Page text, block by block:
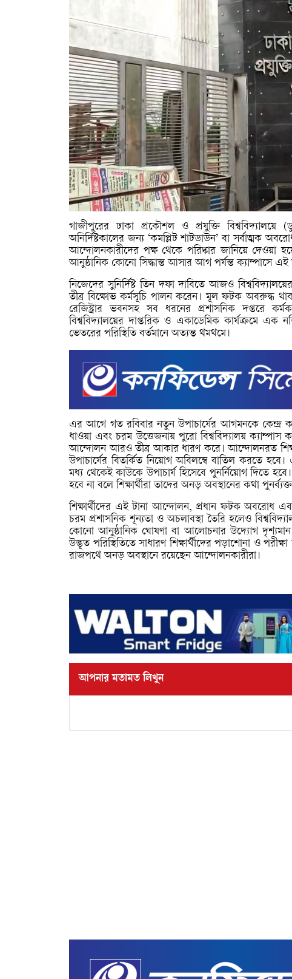
গাজীপুরের ঢাকা প্রকৌশল ও প্রযুক্তি বিশ্ববিদ্যালয়ে
অনির্দিষ্টকালের জন্য ‘কমপ্লিট শাটডাউন’ বা সর্বাত্মক
আন্দোলনকারীদের পক্ষ থেকে পরিষ্কার জানিয়ে দেওয়া
আনুষ্ঠানিক কোনো সিদ্ধান্ত আসার আগ পর্যন্ত ক্যাম্পাসে
নিজেদের সুনির্দিষ্ট তিন দফা দাবিতে আজও
তীব্র বিক্ষোভ কর্মসূচি পালন করেন। মূল ফটক অবরুদ্ধ
রেজিস্ট্রার ভবনসহ সব ধরনের প্রশাসনিক দপ্তরে
বিশ্ববিদ্যালয়ের দাপ্তরিক ও একাডেমিক কার্যক্রমে এক
ভেতরের পরিস্থিতি বর্তমানে অত্যন্ত থমথমে।
এর আগে গত রবিবার নতুন উপাচার্যের আগমনকে কেন্দ্র
ধাওয়া এবং চরম উত্তেজনায় পুরো বিশ্ববিদ্যালয়
আন্দোলন আরও তীব্র আকার ধারণ করে। আন্দোলনরত
উপাচার্যের বিতর্কিত নিয়োগ অবিলম্বে বাতিল করতে
মধ্য থেকেই কাউকে উপাচার্য হিসেবে পুনর্নিয়োগ দিতে
হবে না বলে শিক্ষার্থীরা তাদের অনড় অবস্থানের কথা
শিক্ষার্থীদের এই টানা আন্দোলন, প্রধান ফটক অবরোধ
চরম প্রশাসনিক শূন্যতা ও অচলাবস্থা তৈরি হলেও
কোনো আনুষ্ঠানিক ঘোষণা বা আলোচনার উদ্যোগ
উদ্ভূত পরিস্থিতিতে সাধারণ শিক্ষার্থীদের পড়াশোনা ও
রাজপথে অনড় অবস্থানে রয়েছেন আন্দোলনকারীরা।
আপনার মতামত লিখুন